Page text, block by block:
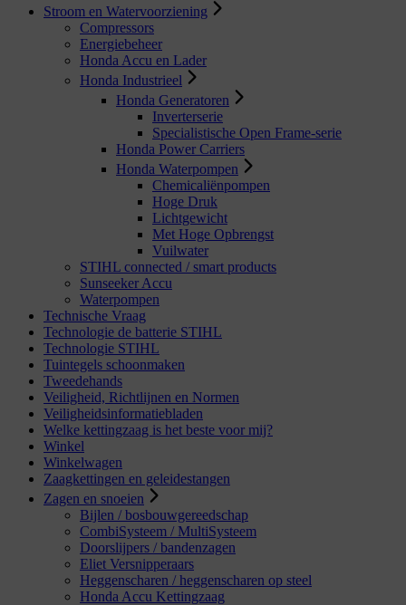
Stroom en Watervoorziening
Compressors
Energiebeheer
Honda Accu en Lader
Honda Industrieel
Honda Generatoren
Inverterserie
Specialistische Open Frame-serie
Honda Power Carriers
Honda Waterpompen
Chemicaliënpompen
Hoge Druk
Lichtgewicht
Met Hoge Opbrengst
Vuilwater
STIHL connected / smart products
Sunseeker Accu
Waterpompen
Technische Vraag
Technologie de batterie STIHL
Technologie STIHL
Tuintegels schoonmaken
Tweedehands
Veiligheid, Richtlijnen en Normen
Veiligheidsinformatiebladen
Welke kettingzaag is het beste voor mij?
Winkel
Winkelwagen
Zaagkettingen en geleidestangen
Zagen en snoeien
Bijlen / bosbouwgereedschap
CombiSysteem / MultiSysteem
Doorslijpers / bandenzagen
Eliet Versnipperaars
Heggenscharen / heggenscharen op steel
Honda Accu Kettingzaag